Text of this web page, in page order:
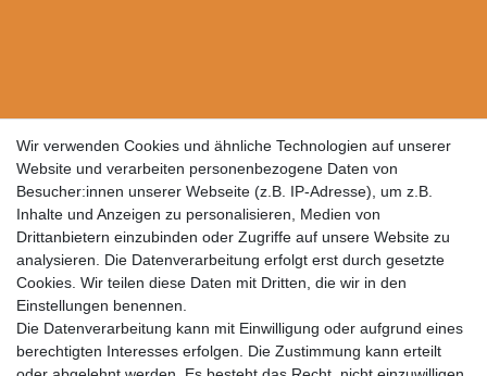
Wir verwenden Cookies und ähnliche Technologien auf unserer
Website und verarbeiten personenbezogene Daten von
Besucher:innen unserer Webseite (z.B. IP-Adresse), um z.B.
Inhalte und Anzeigen zu personalisieren, Medien von
Drittanbietern einzubinden oder Zugriffe auf unsere Website zu
analysieren. Die Datenverarbeitung erfolgt erst durch gesetzte
Cookies. Wir teilen diese Daten mit Dritten, die wir in den
Einstellungen benennen.
Die Datenverarbeitung kann mit Einwilligung oder aufgrund eines
berechtigten Interesses erfolgen. Die Zustimmung kann erteilt